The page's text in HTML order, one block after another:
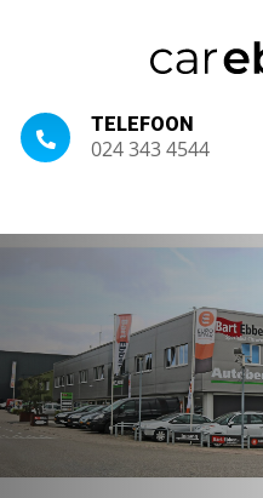
TELEFOON
024 343 4544